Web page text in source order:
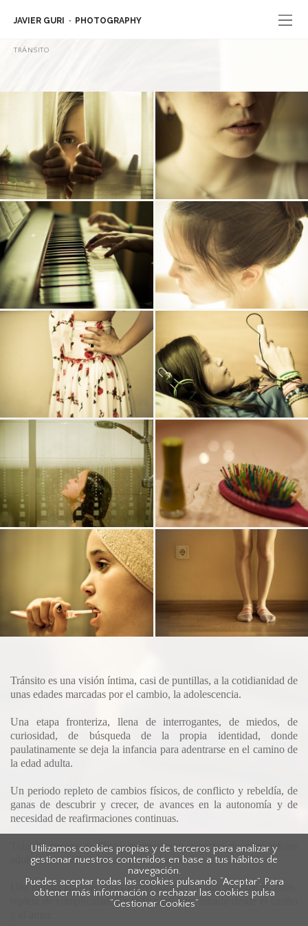
JAVIER GURI PHOTOGRAPHY
TRÁNSITO
Tránsito es una visión íntima, casi de puntillas, a la cotidianidad de
unas edades marcadas por el cambio, la adolescencia.
Una etapa fronteriza, llena de interrogantes, de miedos, de
curiosidad, de búsqueda de la propia identidad, donde
paulatinamente se deja la infancia para adentrarse en el camino de
la edad adulta.
Un periodo repleto de cambios físicos, de conflicto y rebeldía, de
ganas de descubrir y crecer, de avances en la autonomía y de
necesidad de reafirmaciones continuas.
Tránsito recoge y dibuja momentos y esencias de esos inicios
adolescentes reflejados en mi hija Laura.
Una mirada algunas veces lejana para no invadir su espacio, otras,
repleta de complicidad. En todo caso, una mirada desde el cariño
Utilizamos cookies propias y de terceros para analizar y
gestionar nuestros contenidos en base a tus hábitos de
navegación.
Puedes aceptar todas las cookies pulsando “Aceptar”. Para
obtener más información o rechazar las cookies pulsa
“Gestionar Cookies“